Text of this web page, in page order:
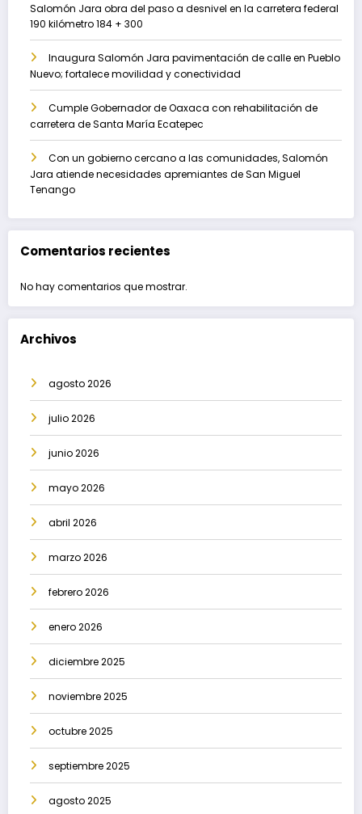
Salomón Jara obra del paso a desnivel en la carretera federal
190 kilómetro 184 + 300
Inaugura Salomón Jara pavimentación de calle en Pueblo
Nuevo; fortalece movilidad y conectividad
Cumple Gobernador de Oaxaca con rehabilitación de
carretera de Santa María Ecatepec
Con un gobierno cercano a las comunidades, Salomón
Jara atiende necesidades apremiantes de San Miguel
Tenango
Comentarios recientes
No hay comentarios que mostrar.
Archivos
agosto 2026
julio 2026
junio 2026
mayo 2026
abril 2026
marzo 2026
febrero 2026
enero 2026
diciembre 2025
noviembre 2025
octubre 2025
septiembre 2025
agosto 2025